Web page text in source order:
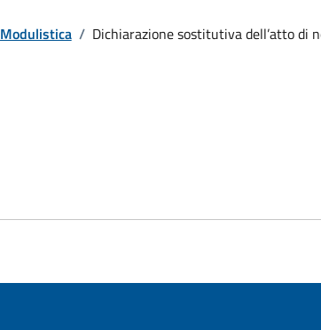
Modulistica / Dichiarazione sostitutiva dell’atto di